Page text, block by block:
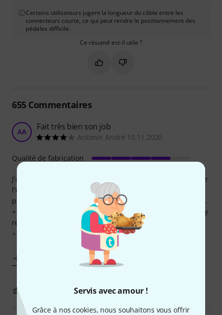
Servis avec amour !
Grâce à nos cookies, nous souhaitons vous offrir
Certains utilisateurs jugent la longueur du câble entre les
connecteurs courte, ce qui peut rendre le positionnement des
pédales difficile.
Ce résumé est-il utile ?
Marquer ce résumé comme utile
Marquer ce résumé comme
655Commentaires
AA Fait très bien son job
Antonin André 10.11.2020
J'ai acheté ce bloc d'alimentation il y a 7 mois environs, et je
l'utilise la plupart du temps avec 3 pédales simultanément
parfois plus, pour un usage régulier mais non professionel.
+ Remplit son rôle d'alimentation à merveille, je n'ai rien à y
redire
+ Permet une certaine flexibilité dans le positionnement
+ Juste besoin de 2 prises pour jouer ( une
Qualité de fabrication
SIGNALER L'ÉVALUATION